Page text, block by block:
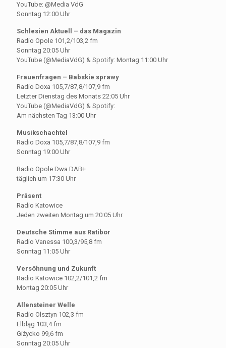
YouTube: @Media VdG
Sonntag 12:00 Uhr
Schlesien Aktuell – das Magazin
Radio Opole 101,2/103,2 fm
Sonntag 20:05 Uhr
YouTube (@MediaVdG) & Spotify: Montag 11:00 Uhr
Frauenfragen – Babskie sprawy
Radio Doxa 105,7/87,8/107,9 fm
Letzter Dienstag des Monats 22:05 Uhr
YouTube (@MediaVdG) & Spotify:
Am nächsten Tag 13:00 Uhr
Musikschachtel
Radio Doxa 105,7/87,8/107,9 fm
Sonntag 19:00 Uhr
Radio Opole Dwa DAB+
täglich um 17:30 Uhr
Präsent
Radio Katowice
Jeden zweiten Montag um 20:05 Uhr
Deutsche Stimme aus Ratibor
Radio Vanessa 100,3/95,8 fm
Sonntag 11:05 Uhr
Versöhnung und Zukunft
Radio Katowice 102,2/101,2 fm
Montag 20:05 Uhr
Allensteiner Welle
Radio Olsztyn 102,3 fm
Elbląg 103,4 fm
Giżycko 99,6 fm
Sonntag 20:05 Uhr